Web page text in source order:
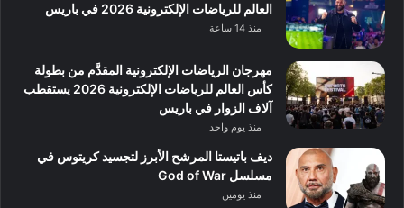
العالم للرياضات الإلكترونية 2026 في باريس
منذ 14 ساعة
مهرجان الرياضات الإلكترونية المقدَّم من بطولة
كأس العالم للرياضات الإلكترونية 2026 يستقطب
آلاف الزوار في باريس
منذ يوم واحد
ديف باتيستا المرشح الأبرز لتجسيد كريتوس في
مسلسل God of War
منذ يومين